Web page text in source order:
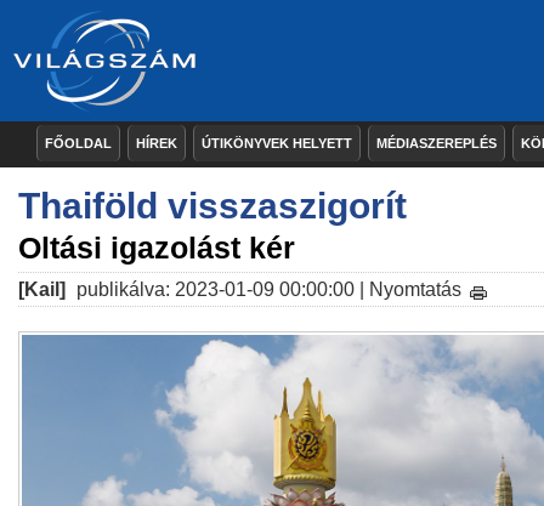
FŐOLDAL HÍREK ÚTIKÖNYVEK HELYETT MÉDIASZEREPLÉS
Thaiföld visszaszigorít
Oltási igazolást kér
[Kail] publikálva: 2023-01-09 00:00:00 | Nyomtatás